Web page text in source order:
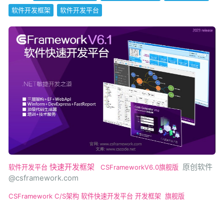
软件开发框架
软件开发平台
软件开发平台 快速开发框架 CSFrameworkV6.0旗舰版
原创软件
@csframework.com
CSFramework C/S架构 软件快速开发平台 开发框架 旗舰版